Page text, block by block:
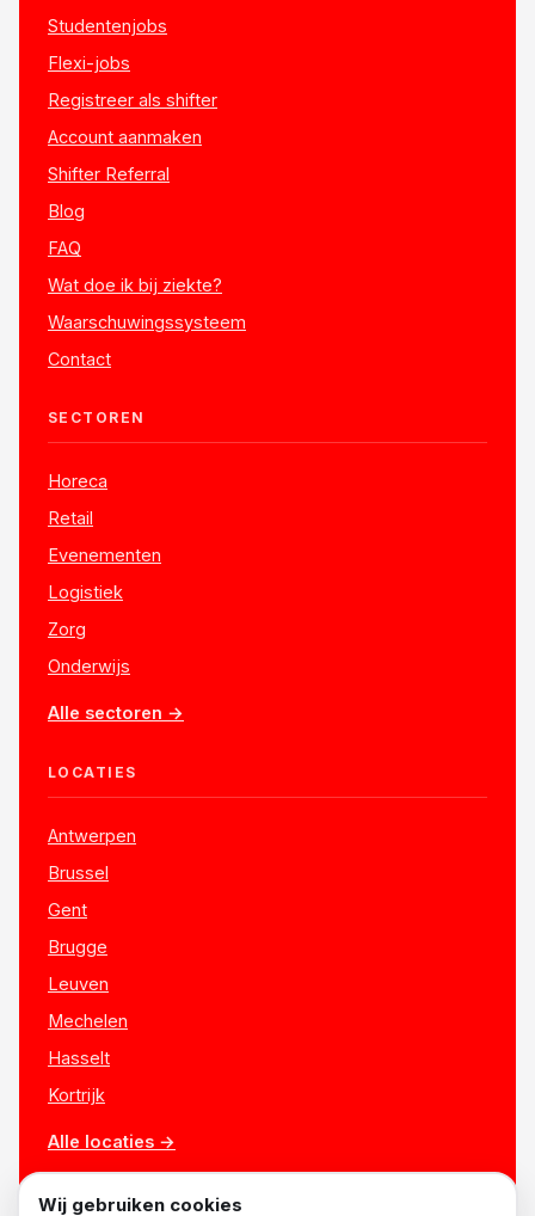
Studentenjobs
Flexi-jobs
Registreer als shifter
Account aanmaken
Shifter Referral
Blog
FAQ
Wat doe ik bij ziekte?
Waarschuwingssysteem
Contact
SECTOREN
Horeca
Retail
Evenementen
Logistiek
Zorg
Onderwijs
Alle sectoren →
LOCATIES
Antwerpen
Brussel
Gent
Brugge
Leuven
Mechelen
Hasselt
Kortrijk
Alle locaties →
Wij gebruiken cookies